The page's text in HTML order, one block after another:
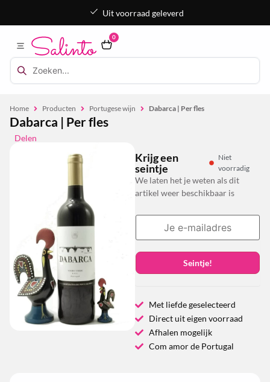
Uit voorraad geleverd
0
Home Producten Portugese wijn Dabarca | Per fles
Dabarca | Per fles
Delen
Krijg een
seintje
Niet
voorradig
We laten het je weten als dit
artikel weer beschikbaar is
Seintje!
Met liefde geselecteerd
Direct uit eigen voorraad
Afhalen mogelijk
Com amor de Portugal